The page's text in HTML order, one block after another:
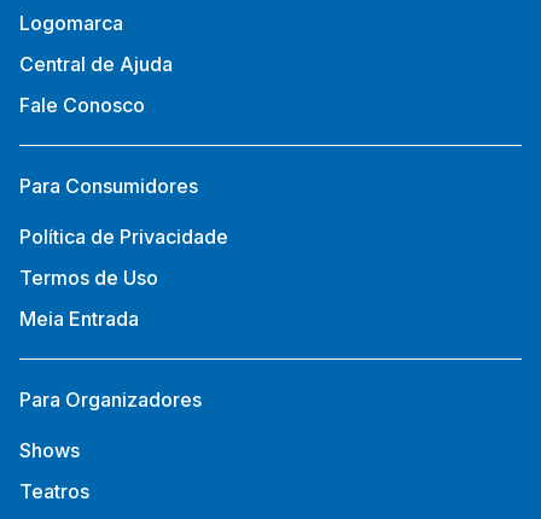
Logomarca
Central de Ajuda
Fale Conosco
Para Consumidores
Política de Privacidade
Termos de Uso
Meia Entrada
Para Organizadores
Shows
Teatros